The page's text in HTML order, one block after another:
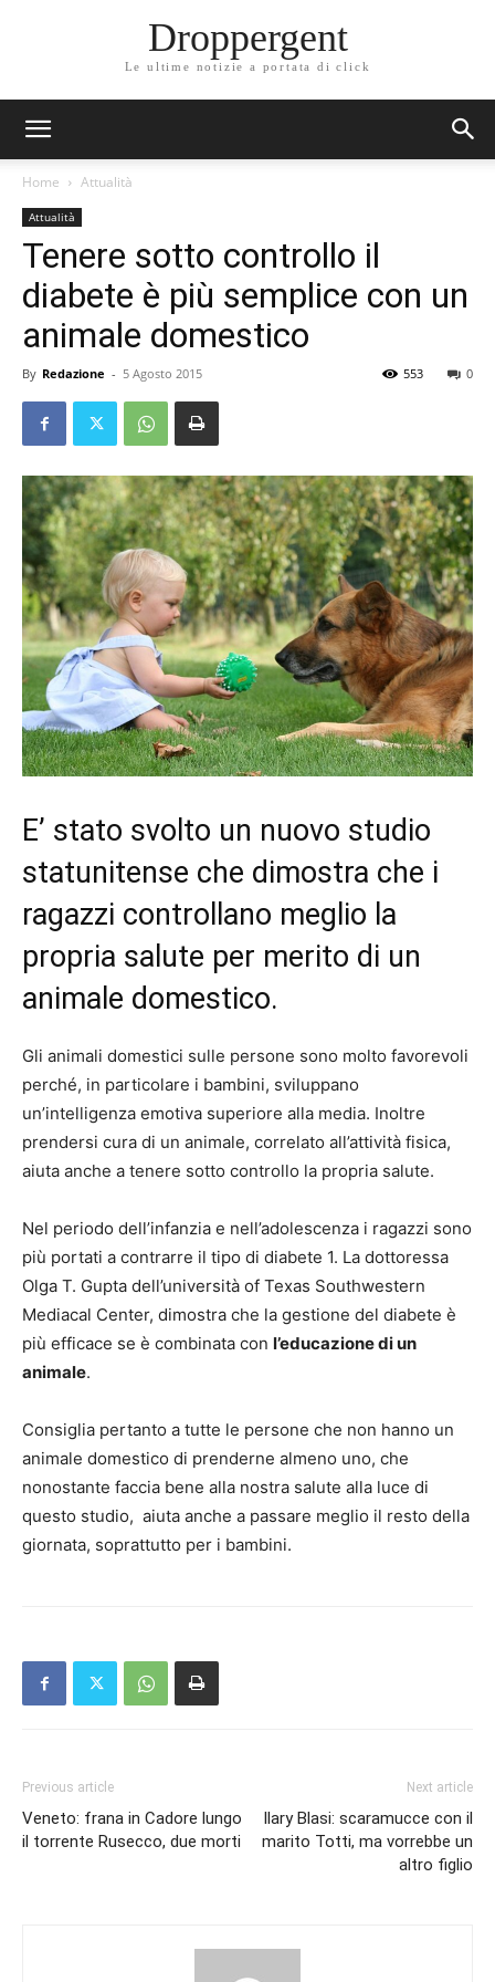
Droppergent
Le ultime notizie a portata di click
Home Attualità
Attualità
Tenere sotto controllo il
diabete è più semplice con un
animale domestico
By Redazione - 5 Agosto 2015 0
553
E’ stato svolto un nuovo studio
statunitense che dimostra che i
ragazzi controllano meglio la
propria salute per merito di un
animale domestico.
Gli animali domestici sulle persone sono molto favorevoli
perché, in particolare i bambini, sviluppano
un’intelligenza emotiva superiore alla media. Inoltre
prendersi cura di un animale, correlato all’attività fisica,
aiuta anche a tenere sotto controllo la propria salute.
Nel periodo dell’infanzia e nell’adolescenza i ragazzi sono
più portati a contrarre il tipo di diabete 1. La dottoressa
Olga T. Gupta dell’università of Texas Southwestern
Mediacal Center, dimostra che la gestione del diabete è
più efficace se è combinata con l’educazione di un
animale.
Consiglia pertanto a tutte le persone che non hanno un
animale domestico di prenderne almeno uno, che
nonostante faccia bene alla nostra salute alla luce di
questo studio, aiuta anche a passare meglio il resto della
giornata, soprattutto per i bambini.
Previous article
Veneto: frana in Cadore lungo
il torrente Rusecco, due morti
Next article
Ilary Blasi: scaramucce con il
marito Totti, ma vorrebbe un
altro figlio